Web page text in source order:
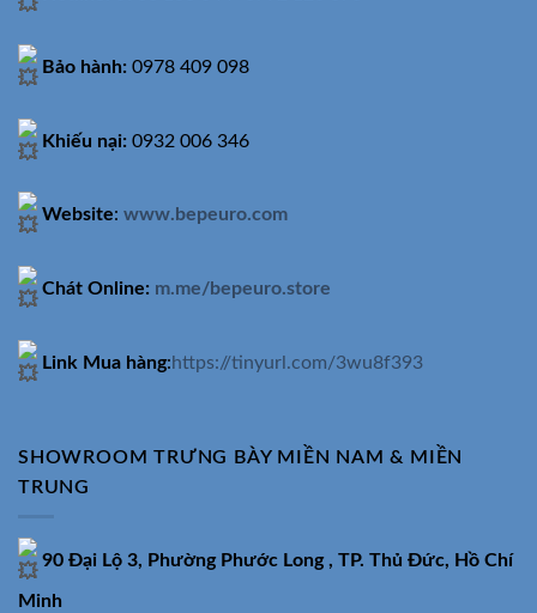
Bảo hành: 0978 409 098
Khiếu nại: 0932 006 346
Website: www.bepeuro.com
Chát Online: m.me/bepeuro.store
Link Mua hàng:https://tinyurl.com/3wu8f393
SHOWROOM TRƯNG BÀY MIỀN NAM & MIỀN
TRUNG
90 Đại Lộ 3, Phường Phước Long , TP. Thủ Đức, Hồ Chí
Minh